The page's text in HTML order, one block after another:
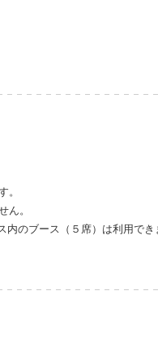
。
ん。
のブース（５席）は利用で